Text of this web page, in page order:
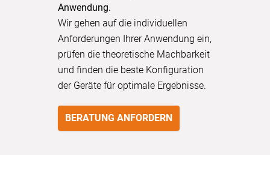
Anwendung.
Wir gehen auf die individuellen
Anforderungen Ihrer Anwendung ein,
prüfen die theoretische Machbarkeit
und finden die beste Konfiguration
der Geräte für optimale Ergebnisse.
BERATUNG ANFORDERN